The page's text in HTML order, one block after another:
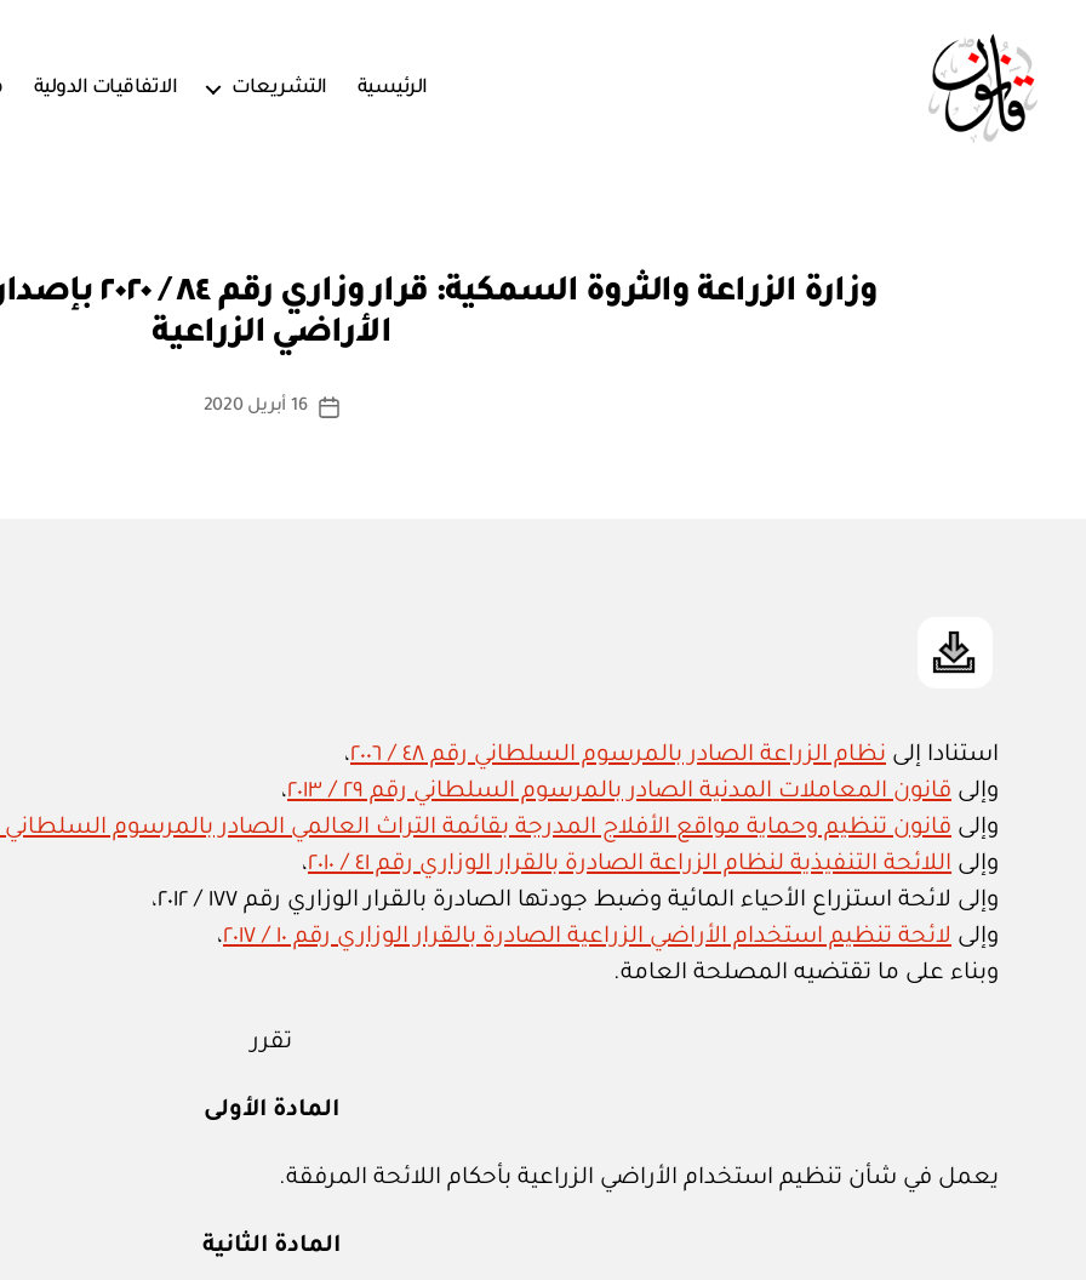
الرئيسية التشريعات الاتفاقيات الدولية
التصنيفاتق
ر
وزارة الزراعة
الأراضي الزراعية
كاتب
بو
ا
س
ة
تاريخ
16 أبريل 2020
استنادا إلى نظام الزراعة الصادر بالمرسوم السلطاني رقم ٤٨ / ٢٠٠٦
،
وإلى قانون المعاملات المدنية الصادر بالمرسوم السلطاني رقم ٢٩ / ٢٠١٣
،
وإلى قانون تنظيم وحماية مواقع الأفلاج المدرجة بقائمة التراث العالمي الصادر بالمرسوم السلطاني رقم ٣٩
وإلى اللائحة التنفيذية لنظام الزراعة الصادرة بالقرار الوزاري رقم ٤١ / ٢٠١٠
،
وإلى لائحة استزراع الأحياء المائية وضبط جودتها الصادرة بالقرار الوزاري رقم ١٧٧ / ٢٠١٢،
وإلى لائحة تنظيم استخدام الأراضي الزراعية الصادرة بالقرار الوزاري رقم ١٠ / ٢٠١٧
،
وبناء على ما تقتضيه المصلحة العامة.
تقرر
المادة الأولى
يعمل في شأن تنظيم استخدام الأراضي الزراعية بأحكام اللائحة المرفقة.
المادة الثانية